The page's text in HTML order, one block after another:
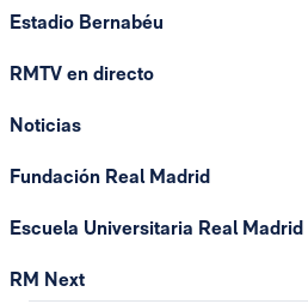
Estadio Bernabéu
RMTV en directo
Noticias
Fundación Real Madrid
Escuela Universitaria Real Madrid
RM Next